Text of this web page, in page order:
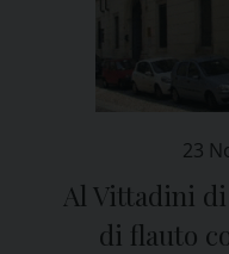
23
Al Vittadini di
di flauto